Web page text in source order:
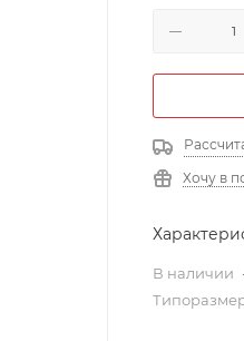
Хочу в
В наличии